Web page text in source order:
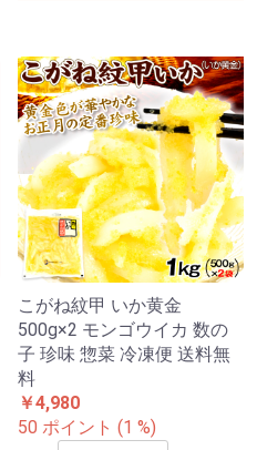
こがね紋甲 いか黄金
500g×2 モンゴウイカ 数の
子 珍味 惣菜 冷凍便 送料無
料
￥4,980
50 ポイント (1 %)